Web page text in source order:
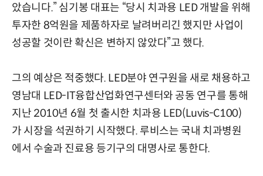
았습니다.” 심기봉 대표는 “당시 치과용 LED 개발을 위해
투자한 8억원을 제품하자로 날려버리긴 했지만 사업이
성공할 것이란 확신은 변하지 않았다”고 했다.
그의 예상은 적중했다. LED분야 연구원을 새로 채용하고
영남대 LED-IT융합산업화연구센터와 공동 연구를 통해
지난 2010년 6월 첫 출시한 치과용 LED(Luvis-C100)
가 시장을 석권하기 시작했다. 루비스는 국내 치과병원
에서 수술과 진료용 등기구의 대명사로 통한다.